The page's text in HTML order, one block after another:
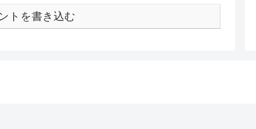
トを書き込む